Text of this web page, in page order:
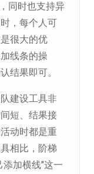
同时也支持异
，每个人可
很大的优
线条的操
结果即可。
建设工具非
短、结果接
动时都是重
相比，阶梯
加横线"这一